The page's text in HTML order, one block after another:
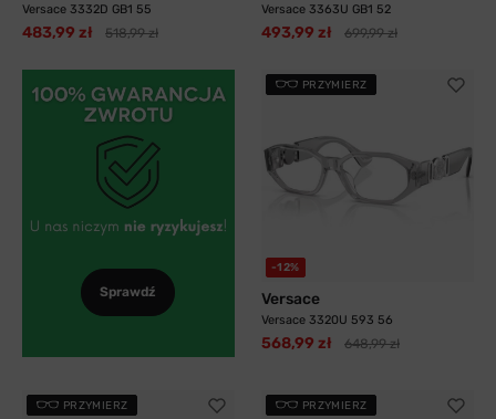
Versace 3332D GB1 55
483,99 zł 518,99 zł
Versace 3363U GB1 52
493,99 zł 699,99 zł
Sprawdź
PRZYMIERZ
-12%
Versace
Versace 3320U 593 56
568,99 zł 648,99 zł
PRZYMIERZ PRZYMIERZ